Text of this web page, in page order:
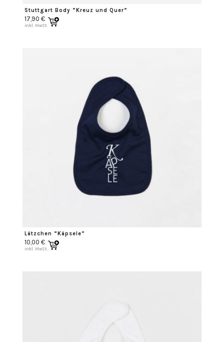
Stuttgart Body “Kreuz und Quer”
17,90 €
inkl. MwSt.
Lätzchen “Käpsele”
10,00 €
inkl. MwSt.